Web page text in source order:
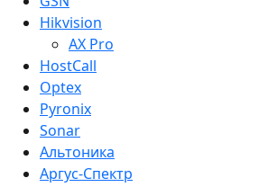
Hikvision
AX Pro
HostCall
Optex
Pyronix
Sonar
Альтоника
Аргус-Спектр